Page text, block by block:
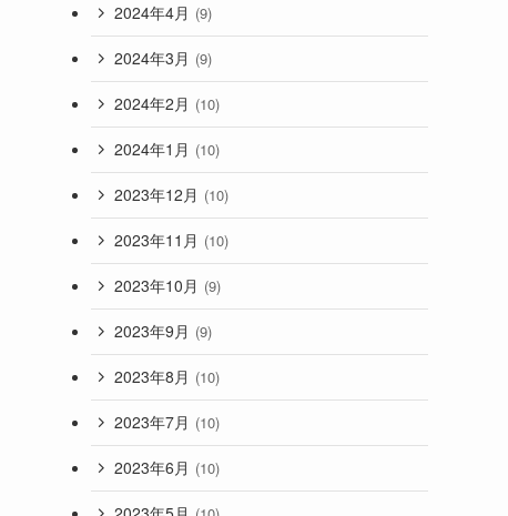
2024年4月 (9)
2024年3月 (9)
2024年2月 (10)
2024年1月 (10)
2023年12月 (10)
2023年11月 (10)
2023年10月 (9)
2023年9月 (9)
2023年8月 (10)
2023年7月 (10)
2023年6月 (10)